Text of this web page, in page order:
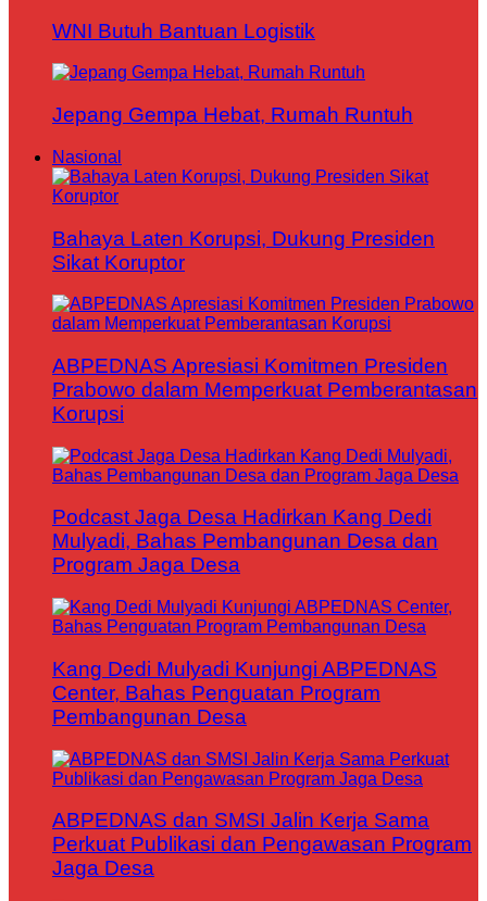
WNI Butuh Bantuan Logistik
Jepang Gempa Hebat, Rumah Runtuh
Nasional
Bahaya Laten Korupsi, Dukung Presiden
Sikat Koruptor
ABPEDNAS Apresiasi Komitmen Presiden
Prabowo dalam Memperkuat Pemberantasan
Korupsi
Podcast Jaga Desa Hadirkan Kang Dedi
Mulyadi, Bahas Pembangunan Desa dan
Program Jaga Desa
Kang Dedi Mulyadi Kunjungi ABPEDNAS
Center, Bahas Penguatan Program
Pembangunan Desa
ABPEDNAS dan SMSI Jalin Kerja Sama
Perkuat Publikasi dan Pengawasan Program
Jaga Desa